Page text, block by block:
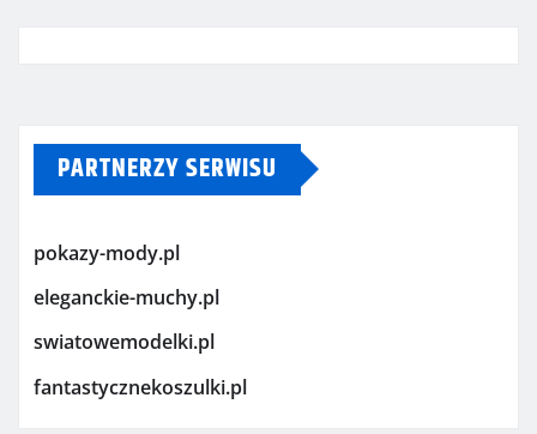
PARTNERZY SERWISU
pokazy-mody.pl
eleganckie-muchy.pl
swiatowemodelki.pl
fantastycznekoszulki.pl